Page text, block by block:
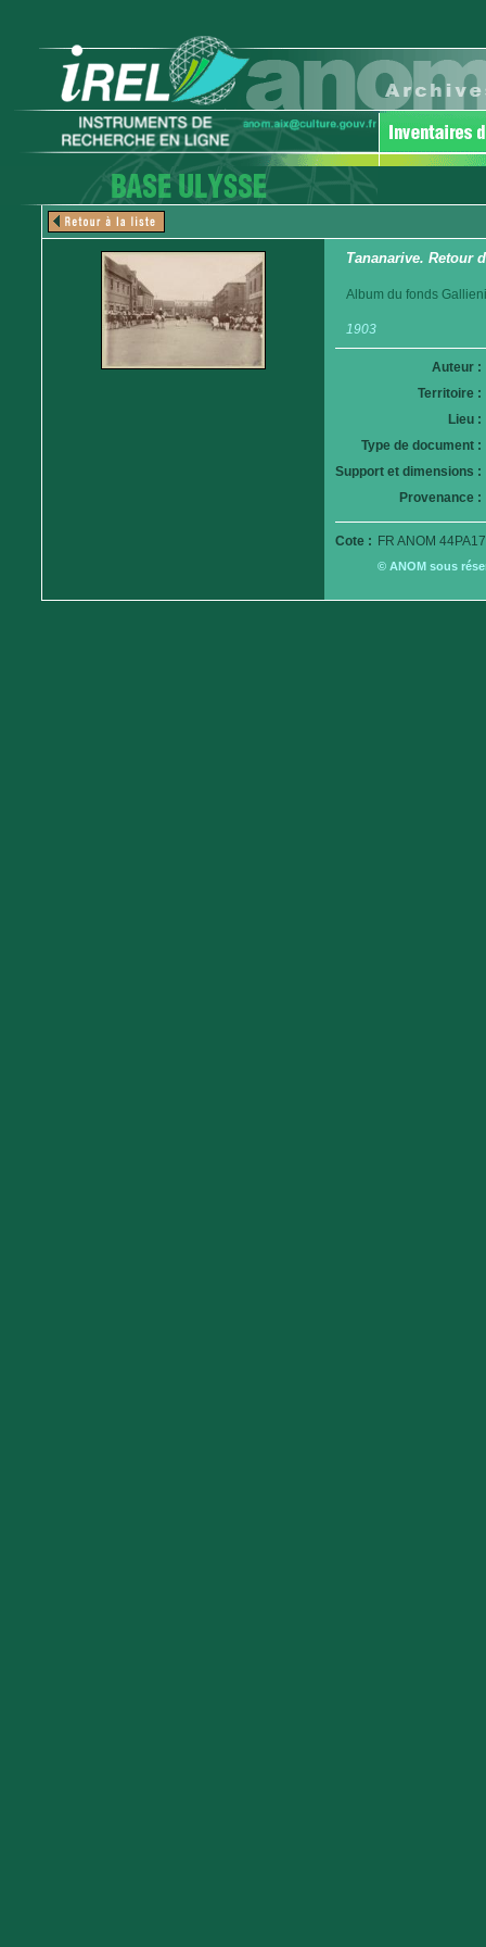
Tananarive. Retour
Album du fonds
1903
Auteur :
Territoire :
Lieu :
Type de document :
Support et dimensions :
Provenance :
Cote : FR ANOM
© ANOM sous